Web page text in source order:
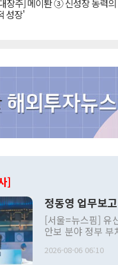
장주] 메이퇀 ③ 신성장 동력의
성장'
]
정동영 업무보
[서울=뉴스핌] 유
안보 분야 정부
발언 중에는 정부
2026-08-06 06:10